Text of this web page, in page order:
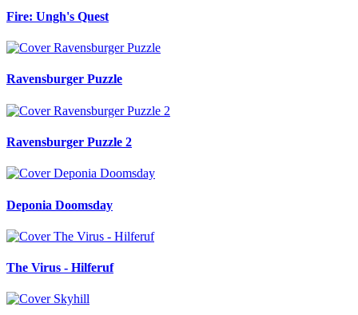
Fire: Ungh's Quest
Ravensburger Puzzle
Ravensburger Puzzle 2
Deponia Doomsday
The Virus - Hilferuf